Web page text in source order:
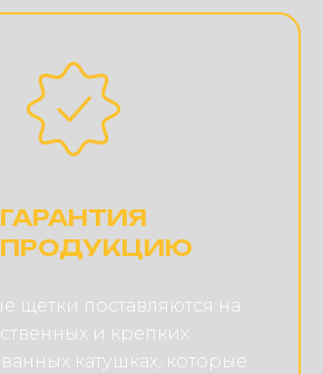
ГАРАНТИЯ
ПРОДУКЦИЮ
щетки поставляются на
и крепких
катушках, которые